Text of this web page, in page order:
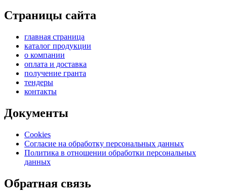
Страницы сайта
главная страница
каталог продукции
о компании
оплата и доставка
получение гранта
тендеры
контакты
Документы
Cookies
Согласие на обработку персональных данных
Политика в отношении обработки персональных
данных
Обратная связь